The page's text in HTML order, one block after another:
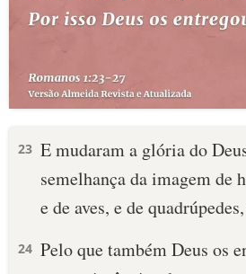
23 E mudaram a glória do
semelhança da imagem de
e de aves, e de
24 Pelo que também Deus os